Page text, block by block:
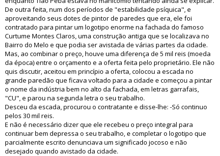
De outra feita, num dos períodos de "estabilidade psíquica", e
aproveitando seus dotes de pintor de paredes que era, ele foi
contratado para pintar um logotipo enorme na fachada do famoso
Curtume Montes Claros, uma construção antiga que se localizava no
Bairro do Melo e que podia ser avistada de várias partes da cidade.
Mas, ao combinar o preço, houve uma diferença de 5 mil reis (moeda
da época) entre o orçamento e a oferta feita pelo proprietário. Ele não
quis discutir, aceitou em princípio a oferta, colocou a escada no
grande paredão que ficava voltado para a cidade e começou a pintar
o nome da indústria bem no alto da fachada, em letras garrafais,
"CU", e parou na segunda letra o seu trabalho.
Desceu da escada, procurou o contratante e disse-lhe: -Só continuo
pelos 30 mil reis.
E não é necessário dizer que ele recebeu o preço integral para
continuar bem depressa o seu trabalho, e completar o logotipo que
parcialmente escrito denunciava um significado jocoso e não
desejado quando avistado da cidade.